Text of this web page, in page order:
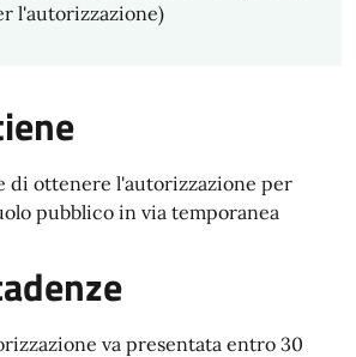
l'autorizzazione)
di ottenere l'autorizzazione per
pubblico in via temporanea
va presentata entro 30